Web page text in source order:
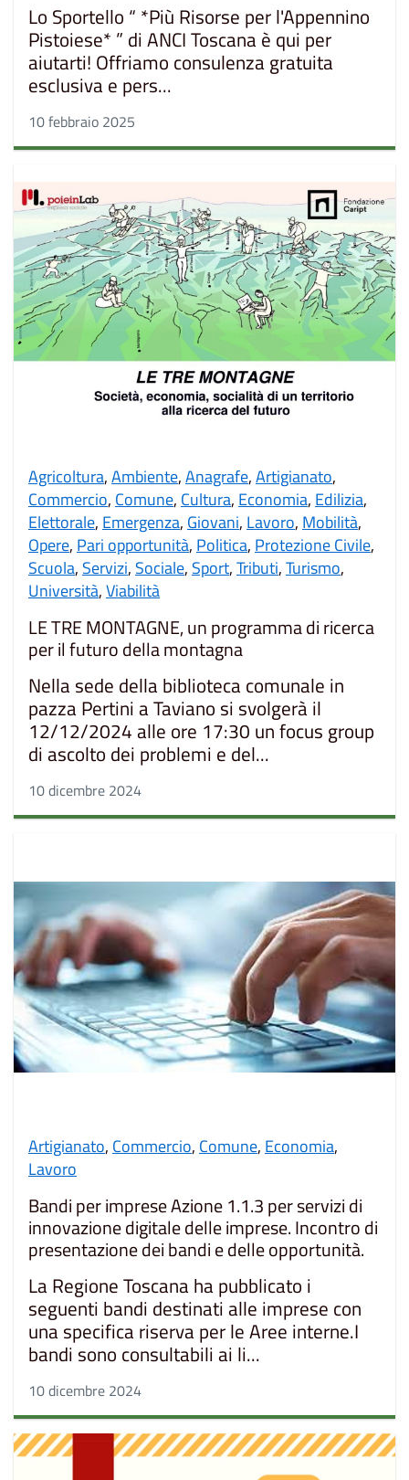
Lo Sportello “ *Più Risorse per l'Appennino
Pistoiese* ” di ANCI Toscana è qui per
aiutarti! Offriamo consulenza gratuita
esclusiva e pers...
10 febbraio 2025
Agricoltura,Ambiente,Anagrafe,Artigianato,
Commercio, Comune, Cultura, Economia, Edilizia,
Elettorale, Emergenza, Giovani, Lavoro, Mobilità,
Opere, Pari opportunità, Politica, Protezione Civile,
Scuola, Servizi, Sociale, Sport,Tributi,Turismo,
Università,Viabilità
LE TRE MONTAGNE, un programma di ricerca
per il futuro della montagna
Nella sede della biblioteca comunale in
pazza Pertini a Taviano si svolgerà il
12/12/2024 alle ore 17:30 un focus group
di ascolto dei problemi e del...
10 dicembre 2024
Artigianato, Commercio, Comune, Economia,
Lavoro
Bandi per imprese Azione 1.1.3 per servizi di
innovazione digitale delle imprese. Incontro di
presentazione dei bandi e delle opportunità.
La Regione Toscana ha pubblicato i
seguenti bandi destinati alle imprese con
una specifica riserva per le Aree interne.I
bandi sono consultabili ai li...
10 dicembre 2024